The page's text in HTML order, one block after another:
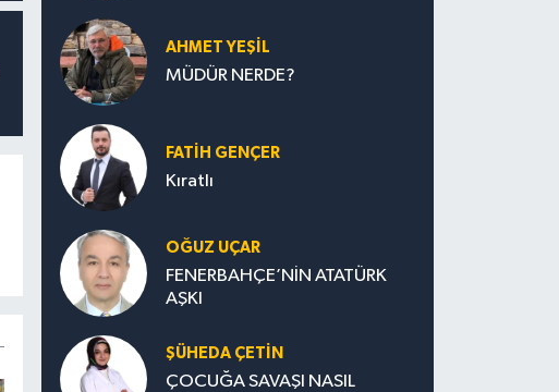
AHMET YEŞİL
MÜDÜR NERDE?
FATIH GENÇER
Kıratlı
OĞUZ UÇAR
FENERBAHÇE’NİN ATATÜRK
AŞKI
ŞÜHEDA ÇETİN
ÇOCUĞA SAVAŞI NASIL